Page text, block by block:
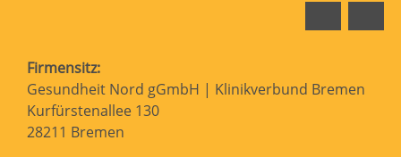
Firmensitz:
Gesundheit Nord gGmbH | Klinikverbund Bremen
Kurfürstenallee 130
28211 Bremen